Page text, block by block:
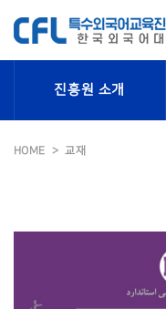
진흥원 소개
HOME 교재